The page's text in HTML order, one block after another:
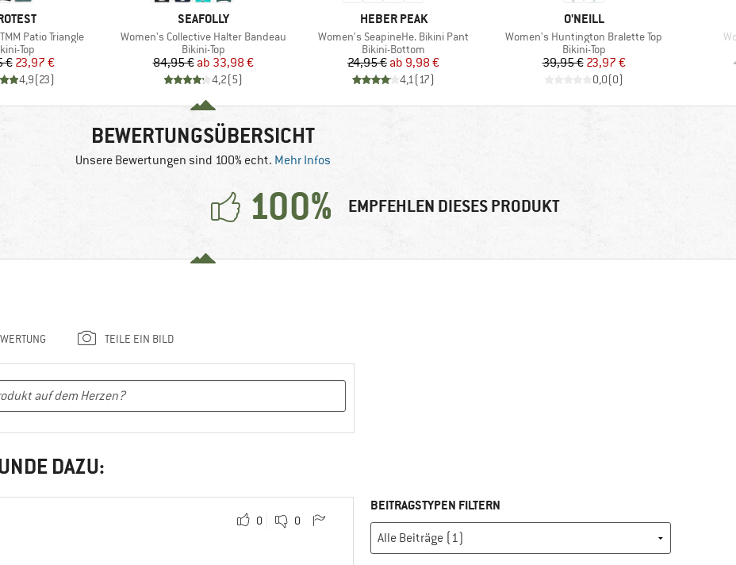
Patio Triangle
Top
Preis
€reduzierter Preis
23,97 €
4,9(23)
MARKE
SEAFOLLY
Artikel
Women's Collective Halter Bandeau
Produktgruppe
Bikini-Top
Preis
84,95 € reduzierter Preis
ab 33,98 €
4,2(5)
MARKE
HEBER PEAK
Artikel
Women's SeapineHe. Bikini Pant
Produktgruppe
Bikini-Bottom
Preis
24,95 € reduzierter Preis
ab 9,98 €
4,1(17)
MARKE
O'NEILL
Artikel
Women's Huntington Bralette Top
Produktgruppe
Bikini-Top
Preis
39,95 €reduzierter Preis
23,97 €
0,0(0)
BEWERTUNGSÜBERSICHT
Unsere Bewertungen sind 100% echt. Mehr Infos
100% EMPFEHLEN DIESES PRODUKT
TEILE EIN BILD
DAZU:
0 0
BEITRAGSTYPEN FILTERN